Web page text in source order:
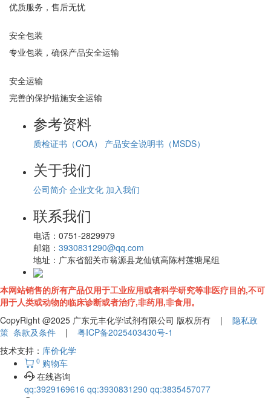
优质服务，售后无忧
安全包装
专业包装，确保产品安全运输
安全运输
完善的保护措施安全运输
参考资料
质检证书（COA） 产品安全说明书（MSDS）
关于我们
公司简介 企业文化 加入我们
联系我们
电话： 0751-2829979
邮箱： 3930831290@qq.com
地址： 广东省韶关市翁源县龙仙镇高陈村莲塘尾组
本网站销售的所有产品仅用于工业应用或者科学研究等非医疗目的,不可
用于人类或动物的临床诊断或者治疗,非药用,非食用。
CopyRight @2025 广东元丰化学试剂有限公司 版权所有 | 隐私政
策 条款及条件 | 粤ICP备2025403430号-1
技术支持： 库价化学
0 购物车
在线咨询
qq:3929169616 qq:3930831290 qq:3835457077